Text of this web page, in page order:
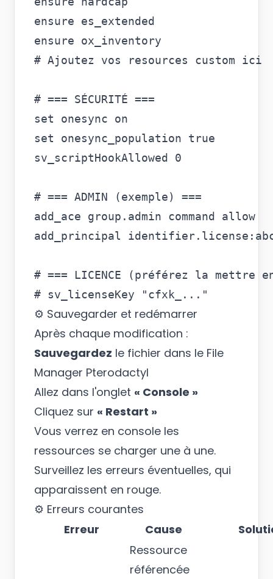
ensure es_extended
ensure ox_inventory
# Ajoutez vos resources custom ici
# === SÉCURITÉ ===
set onesync on
set onesync_population true
sv_scriptHookAllowed 0
# === ADMIN (exemple) ===
add_ace group.admin command allow
add_principal
# === LICENCE (préférez la mettre
⚙️ Sauvegarder et redémarrer
Après chaque modification :
Sauvegardez le fichier dans le File
Manager Pterodactyl
Allez dans l'onglet « Console »
Cliquez sur « Restart »
Vous verrez en console les
ressources se charger une à une.
Surveillez les erreurs éventuelles, qui
apparaissent en rouge.
⚙️ Erreurs courantes
Erreur
Cause
Ressource
référencée